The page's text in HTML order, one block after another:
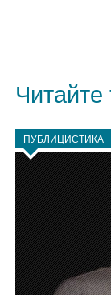
Читайте
ПУБЛИЦИСТИКА